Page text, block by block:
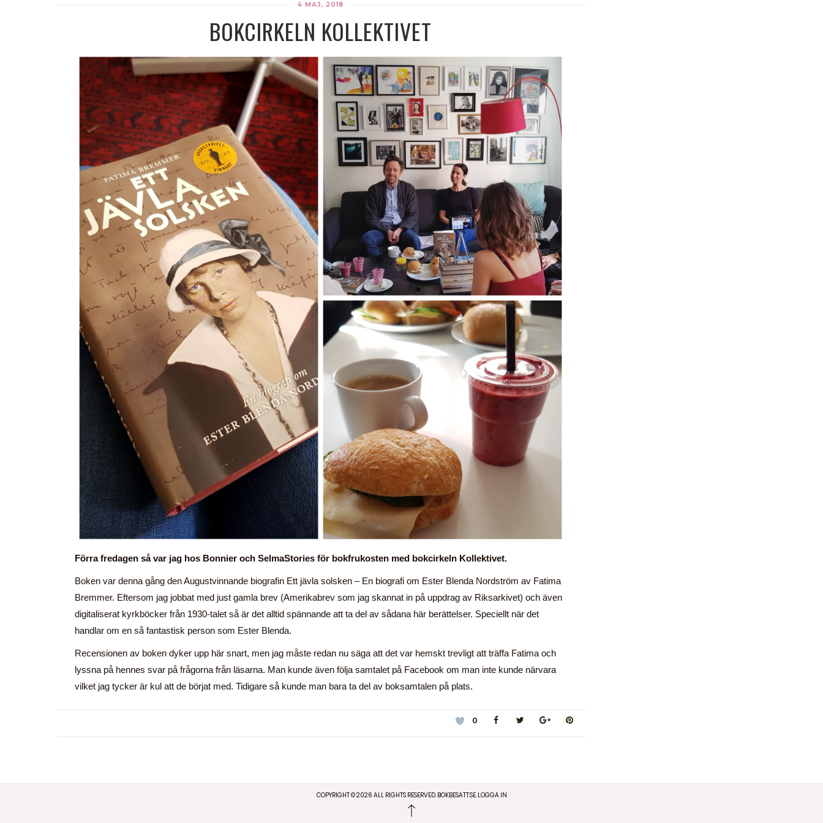
4 MAJ, 2018
BOKCIRKELN KOLLEKTIVET
Förra fredagen så var jag hos Bonnier och SelmaStories för bokfrukosten med bokcirkeln Kollektivet.
Boken var denna gång den Augustvinnande biografin Ett jävla solsken – En biografi om Ester Blenda Nordström av Fatima
Bremmer. Eftersom jag jobbat med just gamla brev (Amerikabrev som jag skannat in på uppdrag av Riksarkivet) och även
digitaliserat kyrkböcker från 1930-talet så är det alltid spännande att ta del av sådana här berättelser. Speciellt när det
handlar om en så fantastisk person som Ester Blenda.
Recensionen av boken dyker upp här snart, men jag måste redan nu säga att det var hemskt trevligt att träffa Fatima och
lyssna på hennes svar på frågorna från läsarna. Man kunde även följa samtalet på Facebook om man inte kunde närvara
vilket jag tycker är kul att de börjat med. Tidigare så kunde man bara ta del av boksamtalen på plats.
0
COPYRIGHT ©2026 ALL RIGHTS RESERVED. BOKBESATT.SE. LOGGA IN